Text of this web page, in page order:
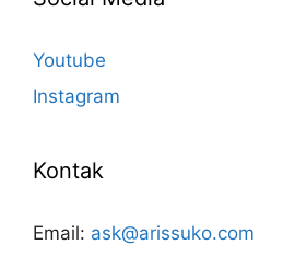
Youtube
Instagram
Kontak
Email: ask@arissuko.com